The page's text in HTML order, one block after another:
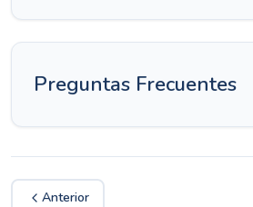
Preguntas Frecuentes
Anterior